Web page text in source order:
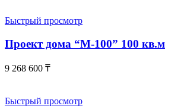
Быстрый просмотр
Проект дома “М-100” 100 кв.м
9 268 600 ₸
Быстрый просмотр